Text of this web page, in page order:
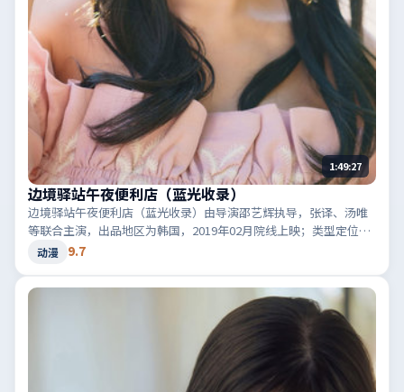
1:49:27
边境驿站午夜便利店（蓝光收录）
边境驿站午夜便利店（蓝光收录）由导演邵艺辉执导，张译、汤唯
等联合主演，出品地区为韩国，2019年02月院线上映；类型定位为
动漫·惊悚，音效与剪辑节奏凌厉。适合检索「韩国惊悚」「2019
动漫 9.7